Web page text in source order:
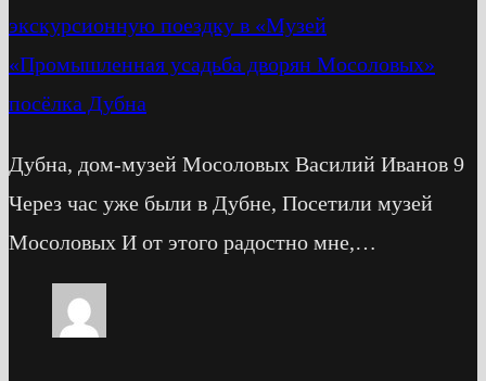
экскурсионную поездку в «Музей
«Промышленная усадьба дворян Мосоловых»
посёлка Дубна
Дубна, дом-музей Мосоловых Василий Иванов 9
Через час уже были в Дубне, Посетили музей
Мосоловых И от этого радостно мне,…